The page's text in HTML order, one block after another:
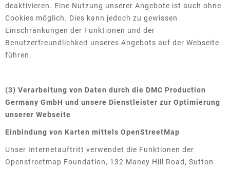
deaktivieren. Eine Nutzung unserer Angebote ist auch ohne
Cookies möglich. Dies kann jedoch zu gewissen
Einschränkungen der Funktionen und der
Benutzerfreundlichkeit unseres Angebots auf der Webseite
führen.
(3) Verarbeitung von Daten durch die DMC Production
Germany GmbH und unsere Dienstleister zur Optimierung
unserer Webseite
Einbindung von Karten mittels OpenStreetMap
Unser Internetauftritt verwendet die Funktionen der
Openstreetmap Foundation, 132 Maney Hill Road, Sutton